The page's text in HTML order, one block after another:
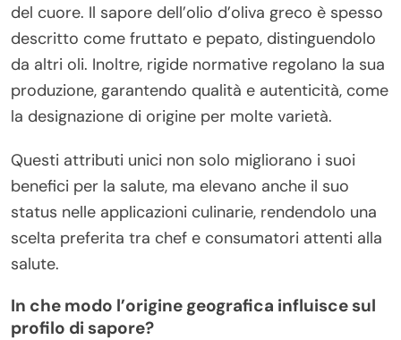
del cuore. Il sapore dell’olio d’oliva greco è spesso
descritto come fruttato e pepato, distinguendolo
da altri oli. Inoltre, rigide normative regolano la sua
produzione, garantendo qualità e autenticità, come
la designazione di origine per molte varietà.
Questi attributi unici non solo migliorano i suoi
benefici per la salute, ma elevano anche il suo
status nelle applicazioni culinarie, rendendolo una
scelta preferita tra chef e consumatori attenti alla
salute.
In che modo l’origine geografica influisce sul
profilo di sapore?